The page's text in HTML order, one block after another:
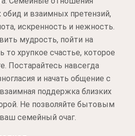
обид и взаимных претензий,
искренность и нежность.
мудрость, пойти на
то хрупкое счастье, которое
Постарайтесь навсегда
и начать общение с
поддержка близких
Не позволяйте бытовым
семейный очаг.